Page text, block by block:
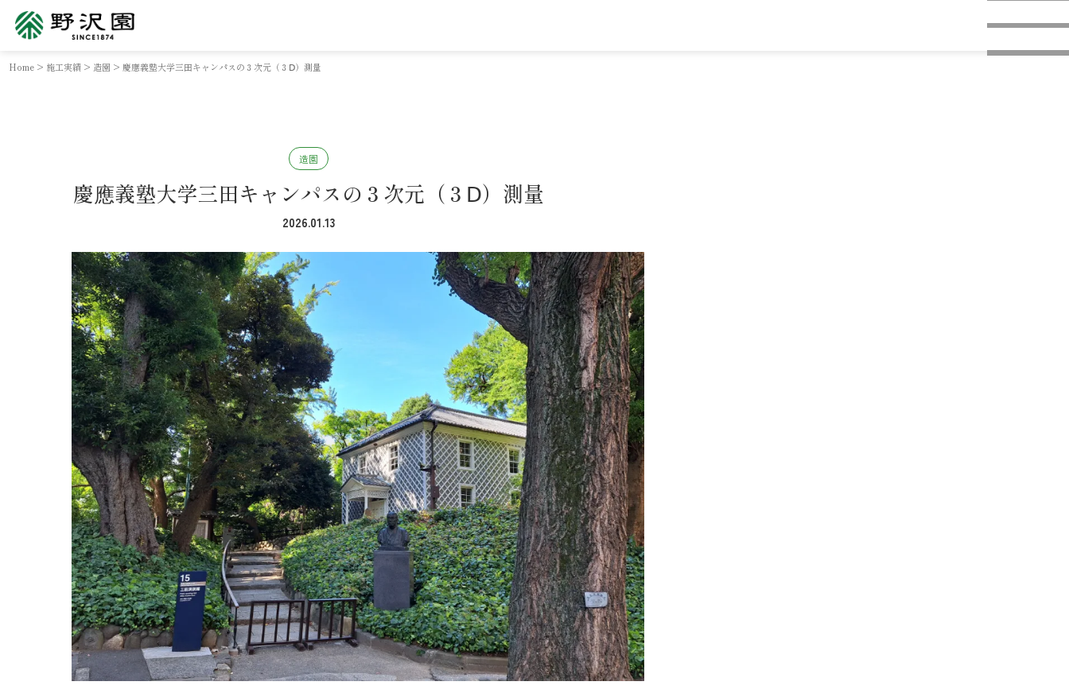
Home > 施工実績 > 造園 > 慶應義塾大学三田キャンパスの３次元（３Ⅾ）測量
造園
慶應義塾大学三田キャンパスの３次元（３Ⅾ）測量
2026.01.13